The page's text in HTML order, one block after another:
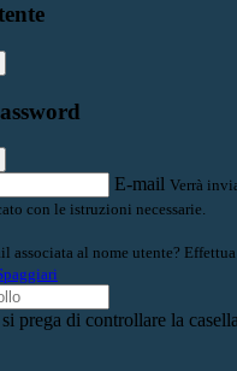
E-mail Verrà
con le istruzioni necessarie.
associata al nome utente?
prega di controllare la